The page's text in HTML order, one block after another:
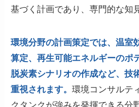
基づく計画であり、専門的な知
環境分野の計画策定では、温室
算定、再生可能エネルギーのポ
脱炭素シナリオの作成など、技
重視されます。環境コンサルテ
クタンクが強みを発揮できる分